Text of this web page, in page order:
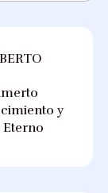
y
Eterno